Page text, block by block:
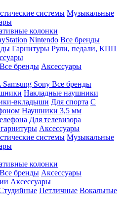
системы Музыкальные
колонки
Nintendo Все бренды
Гарнитуры Рули, педали, КПП
Все бренды Аксессуары
Samsung Sony Все бренды
Накладные наушники
вкладыши Для спорта С
Наушники 3,5 мм
Для телевизора
Аксессуары
системы Музыкальные
колонки
Все бренды Аксессуары
Аксессуары
Петличные Вокальные